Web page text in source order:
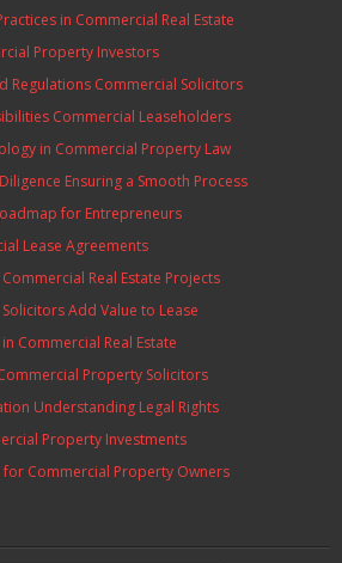
in Commercial Real Estate
Property Investors
Regulations Commercial Solicitors
Commercial Leaseholders
in Commercial Property Law
Ensuring a Smooth Process
for Entrepreneurs
Lease Agreements
Real Estate Projects
Add Value to Lease
Commercial Real Estate
Property Solicitors
Understanding Legal Rights
Property Investments
Commercial Property Owners